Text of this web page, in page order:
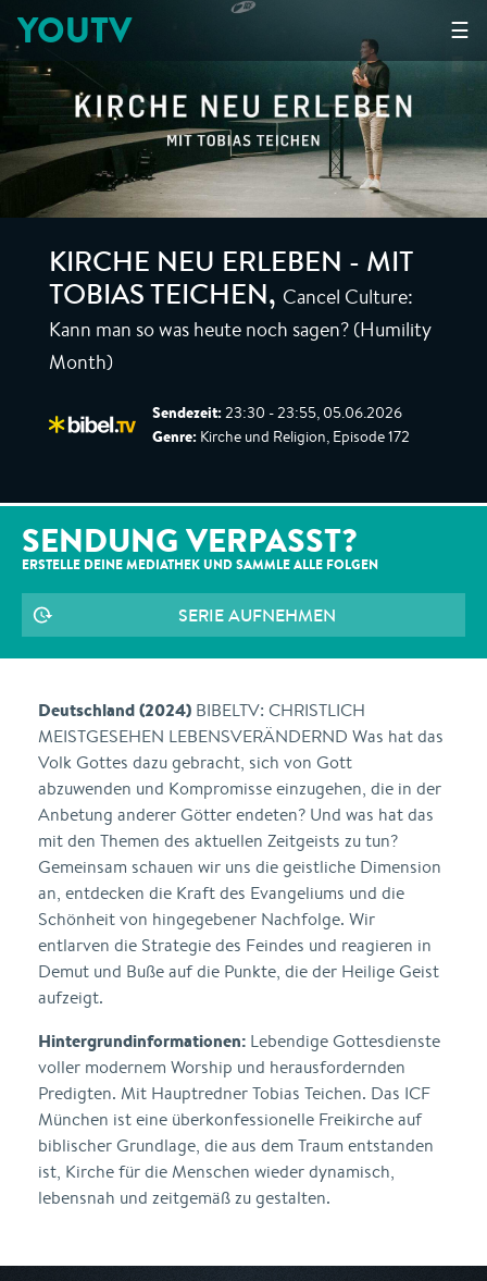
☰
YOUTV
KIRCHE NEU ERLEBEN - MIT
TOBIAS TEICHEN, Cancel Culture:
Kann man so was heute noch sagen? (Humility
Month)
Sendezeit: 23:30 - 23:55, 05.06.2026
Genre: Kirche und Religion, Episode 172
SENDUNG VERPASST?
ERSTELLE DEINE MEDIATHEK UND SAMMLE ALLE FOLGEN
SERIE AUFNEHMEN
Deutschland (2024) BIBELTV: CHRISTLICH
MEISTGESEHEN LEBENSVERÄNDERND Was hat das
Volk Gottes dazu gebracht, sich von Gott
abzuwenden und Kompromisse einzugehen, die in der
Anbetung anderer Götter endeten? Und was hat das
mit den Themen des aktuellen Zeitgeists zu tun?
Gemeinsam schauen wir uns die geistliche Dimension
an, entdecken die Kraft des Evangeliums und die
Schönheit von hingegebener Nachfolge. Wir
entlarven die Strategie des Feindes und reagieren in
Demut und Buße auf die Punkte, die der Heilige Geist
aufzeigt.
Hintergrundinformationen: Lebendige Gottesdienste
voller modernem Worship und herausfordernden
Predigten. Mit Hauptredner Tobias Teichen. Das ICF
München ist eine überkonfessionelle Freikirche auf
biblischer Grundlage, die aus dem Traum entstanden
ist, Kirche für die Menschen wieder dynamisch,
lebensnah und zeitgemäß zu gestalten.